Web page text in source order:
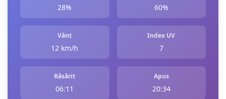
28% 60%
Vânt
12 km/h
Index UV
7
Răsărit
06:11
Apus
20:34